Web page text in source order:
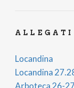
Immersione
artista
Entriamo in
ALLEGATI
Locandina
Locandina
Arboteca 26-